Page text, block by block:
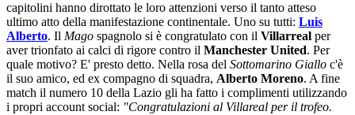
capitolini hanno dirottato le loro attenzioni verso il tanto atteso
ultimo atto della manifestazione continentale. Uno su tutti: Luis
Alberto. Il Mago spagnolo si è congratulato con il Villarreal per
aver trionfato ai calci di rigore contro il Manchester United. Per
quale motivo? E' presto detto. Nella rosa del Sottomarino Giallo c'è
il suo amico, ed ex compagno di squadra, Alberto Moreno. A fine
match il numero 10 della Lazio gli ha fatto i complimenti utilizzando
i propri account social: "Congratulazioni al Villareal per il trofeo.